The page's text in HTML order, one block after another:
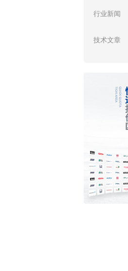
行业新闻
技术文章